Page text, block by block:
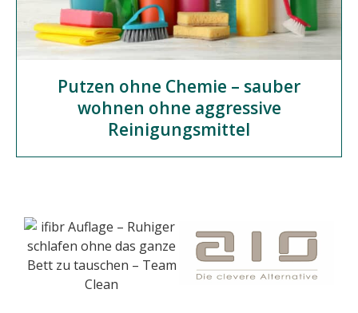
Putzen ohne Chemie – sauber
wohnen ohne aggressive
Reinigungsmittel